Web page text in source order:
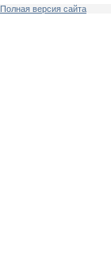
Полная версия сайта